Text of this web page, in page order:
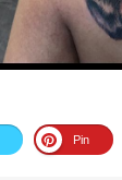
Pin